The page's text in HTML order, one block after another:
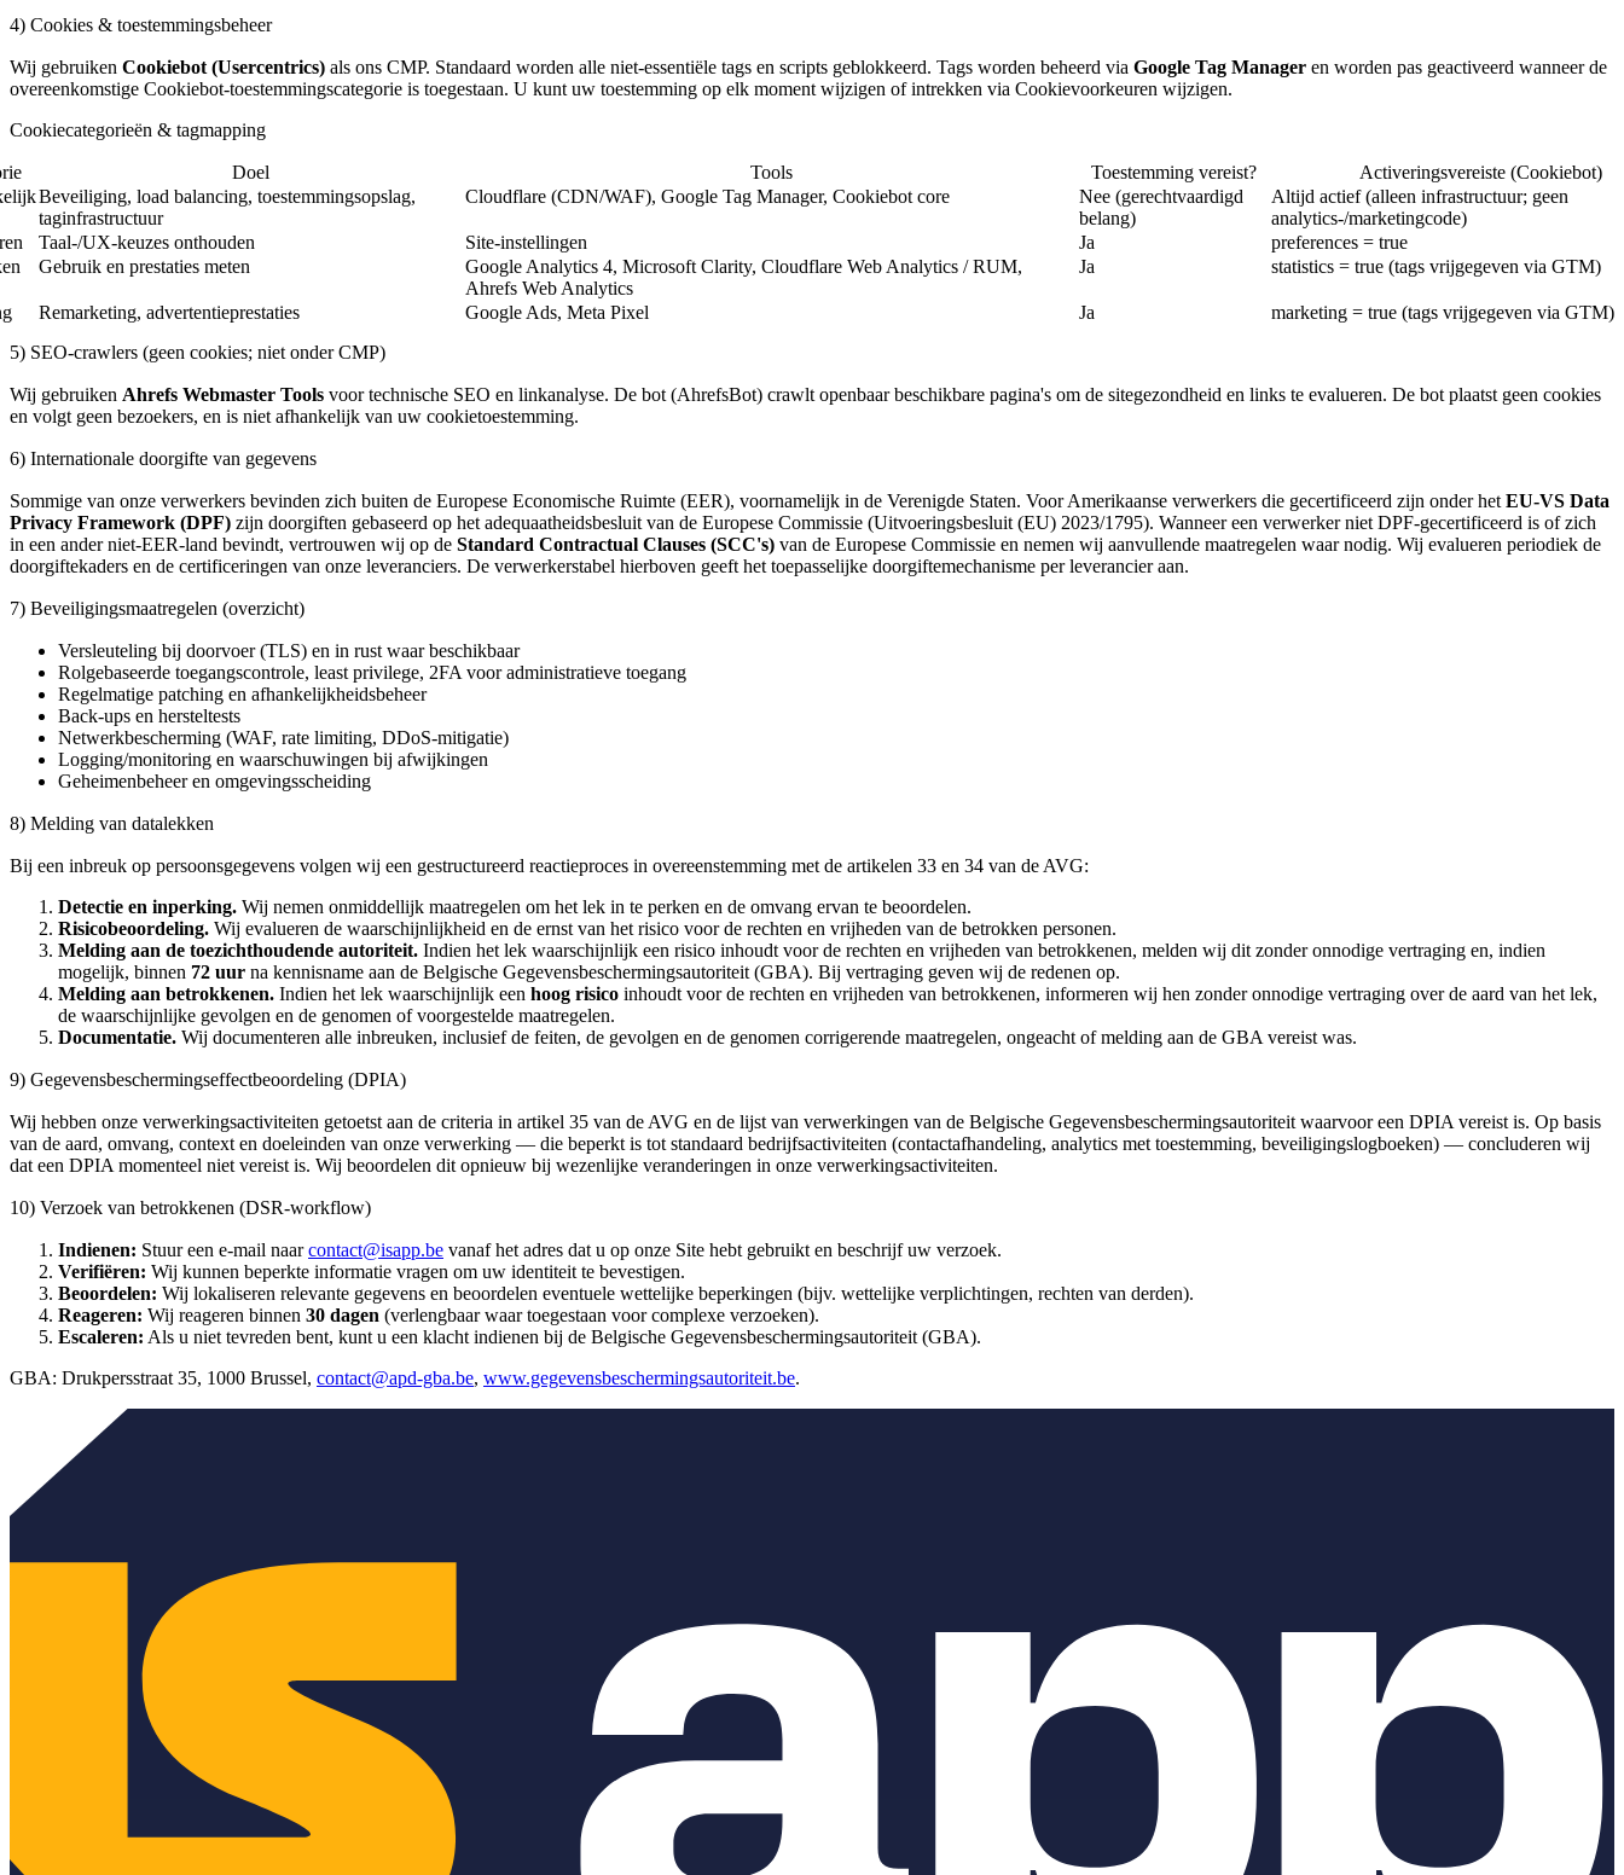
4) Cookies & toestemmingsbeheer
Wij gebruiken Cookiebot (Usercentrics) als ons CMP. Standaard worden alle niet-essentiële tags en scripts geblokkeerd. Tags worden beheerd via Google Tag Manager en worden pas geactiveerd wanneer de
overeenkomstige Cookiebot-toestemmingscategorie is toegestaan. U kunt uw toestemming op elk moment wijzigen of intrekken via Cookievoorkeuren wijzigen.
Cookiecategorieën & tagmapping
Doel Tools Toestemming vereist?
Activeringsvereiste (Cookiebot)
Beveiliging, load balancing, toestemmingsopslag,
taginfrastructuur
Cloudflare (CDN/WAF), Google Tag Manager, Cookiebot core
Nee (gerechtvaardigd
belang)
Altijd actief (alleen infrastructuur; geen
analytics-/marketingcode)
Taal-/UX-keuzes onthouden Site-instellingen Ja
preferences = true
Gebruik en prestaties meten
Google Analytics 4, Microsoft Clarity, Cloudflare Web Analytics / RUM,
Ahrefs Web Analytics
Ja statistics = true (tags vrijgegeven via GTM)
Remarketing, advertentieprestaties Google Ads, Meta Pixel Ja
marketing = true (tags vrijgegeven via GTM)
5) SEO-crawlers (geen cookies; niet onder CMP)
Wij gebruiken Ahrefs Webmaster Tools voor technische SEO en linkanalyse. De bot (AhrefsBot) crawlt openbaar beschikbare pagina's om de sitegezondheid en links te evalueren. De bot plaatst geen cookies
en volgt geen bezoekers, en is niet afhankelijk van uw cookietoestemming.
6) Internationale doorgifte van gegevens
Sommige van onze verwerkers bevinden zich buiten de Europese Economische Ruimte (EER), voornamelijk in de Verenigde Staten. Voor Amerikaanse verwerkers die gecertificeerd zijn onder het EU-VS Data
Privacy Framework (DPF) zijn doorgiften gebaseerd op het adequaatheidsbesluit van de Europese Commissie (Uitvoeringsbesluit (EU) 2023/1795). Wanneer een verwerker niet DPF-gecertificeerd is of zich
in een ander niet-EER-land bevindt, vertrouwen wij op de Standard Contractual Clauses (SCC's) van de Europese Commissie en nemen wij aanvullende maatregelen waar nodig. Wij evalueren periodiek de
doorgiftekaders en de certificeringen van onze leveranciers. De verwerkerstabel hierboven geeft het toepasselijke doorgiftemechanisme per leverancier aan.
7) Beveiligingsmaatregelen (overzicht)
Versleuteling bij doorvoer (TLS) en in rust waar beschikbaar
Rolgebaseerde toegangscontrole, least privilege, 2FA voor administratieve toegang
Regelmatige patching en afhankelijkheidsbeheer
Back-ups en hersteltests
Netwerkbescherming (WAF, rate limiting, DDoS-mitigatie)
Logging/monitoring en waarschuwingen bij afwijkingen
Geheimenbeheer en omgevingsscheiding
8) Melding van datalekken
Bij een inbreuk op persoonsgegevens volgen wij een gestructureerd reactieproces in overeenstemming met de artikelen 33 en 34 van de AVG:
Detectie en inperking. Wij nemen onmiddellijk maatregelen om het lek in te perken en de omvang ervan te beoordelen.
Risicobeoordeling. Wij evalueren de waarschijnlijkheid en de ernst van het risico voor de rechten en vrijheden van de betrokken personen.
Melding aan de toezichthoudende autoriteit. Indien het lek waarschijnlijk een risico inhoudt voor de rechten en vrijheden van betrokkenen, melden wij dit zonder onnodige vertraging en, indien
mogelijk, binnen 72 uur na kennisname aan de Belgische Gegevensbeschermingsautoriteit (GBA). Bij vertraging geven wij de redenen op.
Melding aan betrokkenen. Indien het lek waarschijnlijk een hoog risico inhoudt voor de rechten en vrijheden van betrokkenen, informeren wij hen zonder onnodige vertraging over de aard van het lek,
de waarschijnlijke gevolgen en de genomen of voorgestelde maatregelen.
Documentatie. Wij documenteren alle inbreuken, inclusief de feiten, de gevolgen en de genomen corrigerende maatregelen, ongeacht of melding aan de GBA vereist was.
9) Gegevensbeschermingseffectbeoordeling (DPIA)
Wij hebben onze verwerkingsactiviteiten getoetst aan de criteria in artikel 35 van de AVG en de lijst van verwerkingen van de Belgische Gegevensbeschermingsautoriteit waarvoor een DPIA vereist is. Op basis
van de aard, omvang, context en doeleinden van onze verwerking — die beperkt is tot standaard bedrijfsactiviteiten (contactafhandeling, analytics met toestemming, beveiligingslogboeken) — concluderen wij
dat een DPIA momenteel niet vereist is. Wij beoordelen dit opnieuw bij wezenlijke veranderingen in onze verwerkingsactiviteiten.
10) Verzoek van betrokkenen (DSR-workflow)
Indienen: Stuur een e-mail naarcontact@isapp.be vanaf het adres dat u op onze Site hebt gebruikt en beschrijf uw verzoek.
Verifiëren: Wij kunnen beperkte informatie vragen om uw identiteit te bevestigen.
Beoordelen: Wij lokaliseren relevante gegevens en beoordelen eventuele wettelijke beperkingen (bijv. wettelijke verplichtingen, rechten van derden).
Reageren: Wij reageren binnen 30 dagen (verlengbaar waar toegestaan voor complexe verzoeken).
Escaleren: Als u niet tevreden bent, kunt u een klacht indienen bij de Belgische Gegevensbeschermingsautoriteit (GBA).
GBA: Drukpersstraat 35, 1000 Brussel, contact@apd-gba.be, www.gegevensbeschermingsautoriteit.be.